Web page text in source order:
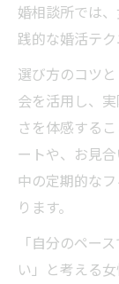
婚相談所では
践的な婚活テ
選び方のコツ
会を活用し、
さを体感する
ートや、お見
中の定期的な
ります。
「自分のペー
い」と考える